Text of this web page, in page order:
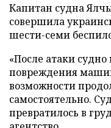
Капитан судна
совершила
шести-семи
«После атаки
повреждения
возможности
самостоятельно.
превратилось в